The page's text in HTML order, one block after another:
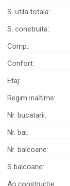
S. utila totala:
S. construita:
Comp.:
Confort:
Etaj:
Regim inaltime:
Nr. bucatarii:
Nr. bai:
Nr. balcoane:
S balcoane:
An constructie: